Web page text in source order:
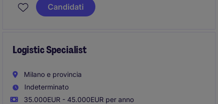
Candidati
Logistic Specialist
Milano e provincia
Indeterminato
35.000EUR - 45.000EUR per anno